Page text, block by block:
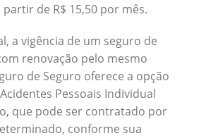
de R$ 15,50 por mês.
a vigência de um seguro de
renovação pelo mesmo
de Seguro oferece a opção
Pessoais Individual
que pode ser contratado por
conforme sua